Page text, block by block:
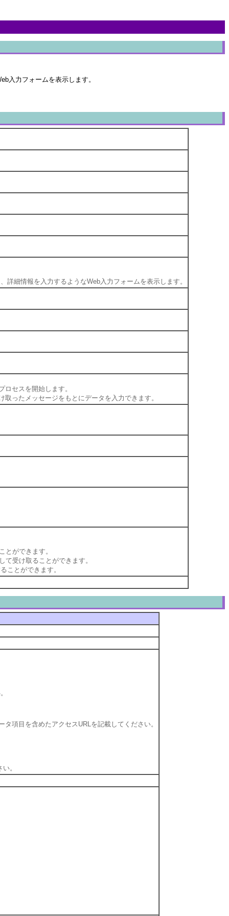
入力フォームを表示します。
細情報を入力するようなWeb入力フォームを表示します。
セスを開始します。
ったメッセージをもとにデータを入力できます。
とができます。
受け取ることができます。
ことができます。
項目を含めたアクセスURLを記載してください。
。